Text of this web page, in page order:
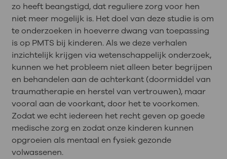
zo heeft beangstigd, dat reguliere zorg voor hen
niet meer mogelijk is. Het doel van deze studie is om
te onderzoeken in hoeverre dwang van toepassing
is op PMTS bij kinderen. Als we deze verhalen
inzichtelijk krijgen via wetenschappelijk onderzoek,
kunnen we het probleem niet alleen beter begrijpen
en behandelen aan de achterkant (doormiddel van
traumatherapie en herstel van vertrouwen), maar
vooral aan de voorkant, door het te voorkomen.
Zodat we echt iedereen het recht geven op goede
medische zorg en zodat onze kinderen kunnen
opgroeien als mentaal en fysiek gezonde
volwassenen.